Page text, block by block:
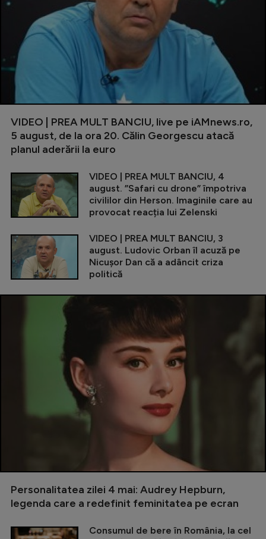
VIDEO | PREA MULT BANCIU, live pe iAMnews.ro,
5 august, de la ora 20. Călin Georgescu atacă
planul aderării la euro
VIDEO | PREA MULT BANCIU, 4
august. ”Safari cu drone” împotriva
civililor din Herson. Imaginile care au
provocat reacția lui Zelenski
VIDEO | PREA MULT BANCIU, 3
august. Ludovic Orban îl acuză pe
Nicușor Dan că a adâncit criza
politică
Personalitatea zilei 4 mai: Audrey Hepburn,
legenda care a redefinit feminitatea pe ecran
Consumul de bere în România, la cel